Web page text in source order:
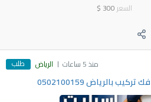
السعر 300
$
منذ 5 ساعات الرياض طلب
بالرياض 0502100159